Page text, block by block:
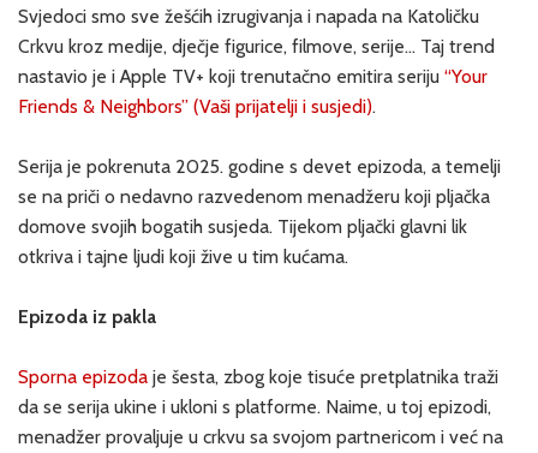
Svjedoci smo sve žešćih izrugivanja i napada na Katoličku
Crkvu kroz medije, dječje figurice, filmove, serije… Taj trend
nastavio je i Apple TV+ koji trenutačno emitira seriju “Your
Friends & Neighbors” (Vaši prijatelji i susjedi).
Serija je pokrenuta 2025. godine s devet epizoda, a temelji
se na priči o nedavno razvedenom menadžeru koji pljačka
domove svojih bogatih susjeda. Tijekom pljački glavni lik
otkriva i tajne ljudi koji žive u tim kućama.
Epizoda iz pakla
Sporna epizoda je šesta, zbog koje tisuće pretplatnika traži
da se serija ukine i ukloni s platforme. Naime, u toj epizodi,
menadžer provaljuje u crkvu sa svojom partnericom i već na